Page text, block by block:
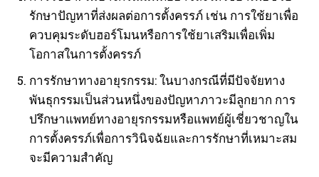
รักษาปัญหาที่ส่งผลต่อการตั้งครรภ์ เช่น การใช้ยาเพื่อ
ควบคุมระดับฮอร์โมนหรือการใช้ยาเสริมเพื่อเพิ่ม
โอกาสในการตั้งครรภ์
การรักษาทางอายุรกรรม: ในบางกรณีที่มีปัจจัยทาง
พันธุกรรมเป็นส่วนหนึ่งของปัญหาภาวะมีลูกยาก การ
ปรึกษาแพทย์ทางอายุรกรรมหรือแพทย์ผู้เชี่ยวชาญใน
การตั้งครรภ์เพื่อการวินิจฉัยและการรักษาที่เหมาะสม
จะมีความสำคัญ